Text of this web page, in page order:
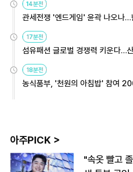
14분전
관세전쟁 '엔드게임' 윤곽 나오나
용해야
17분전
섬유패션 글로벌 경쟁력 키운다…
원
18분전
농식품부, '천원의 아침밥' 참여
아주PICK >
"속옷 빨고